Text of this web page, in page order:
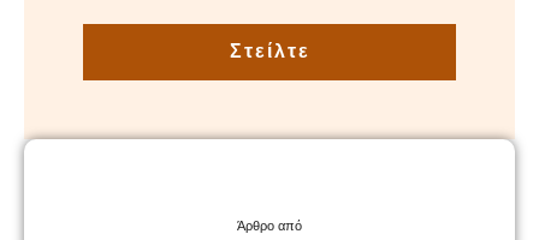
Στείλτε
Άρθρο από